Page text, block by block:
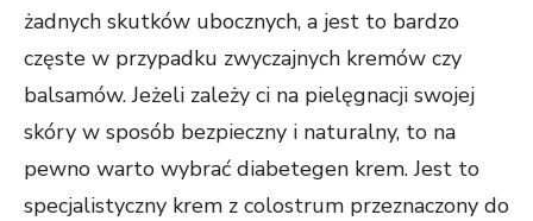
żadnych skutków ubocznych, a jest to bardzo
częste w przypadku zwyczajnych kremów czy
balsamów. Jeżeli zależy ci na pielęgnacji swojej
skóry w sposób bezpieczny i naturalny, to na
pewno warto wybrać diabetegen krem. Jest to
specjalistyczny krem z colostrum przeznaczony do